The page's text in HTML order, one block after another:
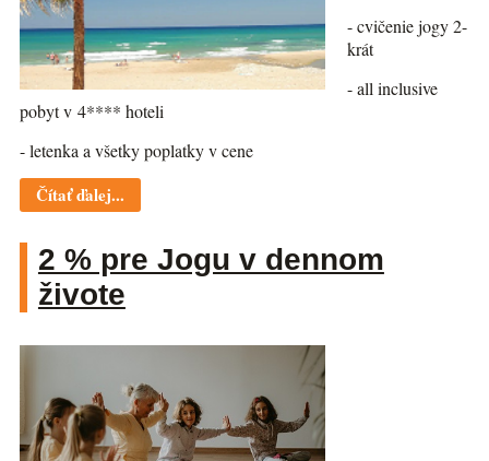
- cvičenie jogy 2-
krát
- all inclusive
pobyt v 4**** hoteli
- letenka a všetky poplatky v cene
Čítať ďalej...
2 % pre Jogu v dennom
živote